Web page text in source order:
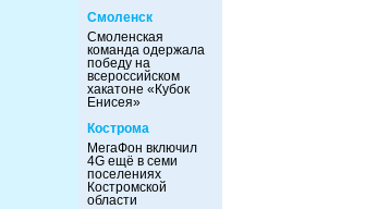
Смоленск
Смоленская
команда одержала
победу на
всероссийском
хакатоне «Кубок
Енисея»
Кострома
МегаФон включил
4G ещё в семи
поселениях
Костромской
области